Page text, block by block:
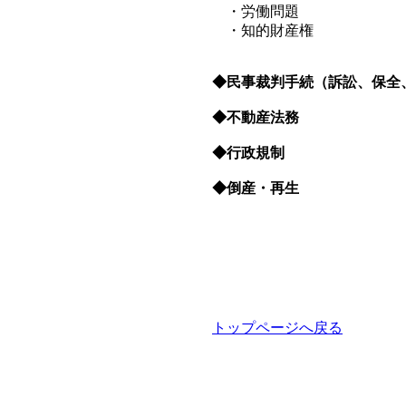
・労働問題
・知的財産権
◆民事裁判手続（訴訟、保全
◆不動産法務
◆行政規制
◆倒産・再生
トップページへ戻る